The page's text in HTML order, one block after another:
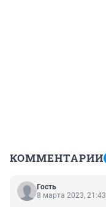
КОММЕНТАРИИ
Гость
8 марта 2023, 21:43